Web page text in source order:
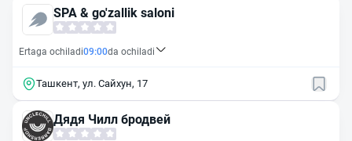
SPA & go'zallik saloni
Ertaga ochiladi09:00da ochiladi
Ташкент, ул. Сайхун, 17
Дядя Чилл бродвей